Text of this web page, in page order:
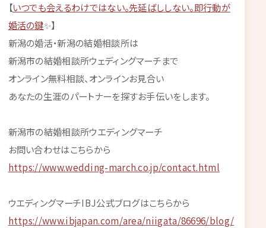
【いつでも会えるわけではない。先延ばししない。即行動が
婚活の鍵✨】
新潟の婚活・新潟の結婚相談所は
新潟市の結婚相談所ウェディングマーチまで
オンライン無料相談、オンラインお見合い
あなたの生涯のパートナーを探すお手伝いをします。
新潟市の結婚相談所ウエディングマーチ
お問い合わせはこちらから
https://www.wedding-march.co.jp/contact.html
ウエディングマーチIBJ公式ブログはこちらから
https://www.ibjapan.com/area/niigata/86696/blog/